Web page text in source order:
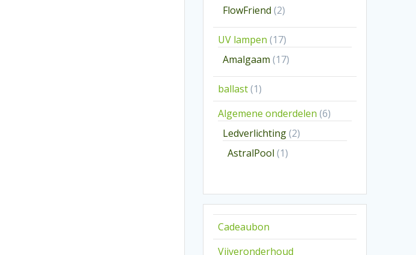
producten
FlowFriend 22
producten
UV lampen 1717
producten
Amalgaam 1717
producten
ballast 11
product
Algemene onderdelen 66
Ledverlichting 22
AstralPool 11
Cadeaubon
Vijveronderhoud